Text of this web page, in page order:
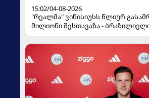
15:02/04-08-2026
"რეალმა" ვინისიუსს წლიურ
მილიონი შესთავაზა -